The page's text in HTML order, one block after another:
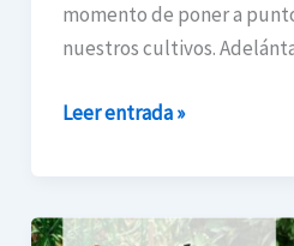
momento de poner a
nuestros cultivos.
Leer entrada »
Qué